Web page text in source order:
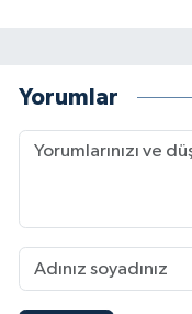
Yorumlar